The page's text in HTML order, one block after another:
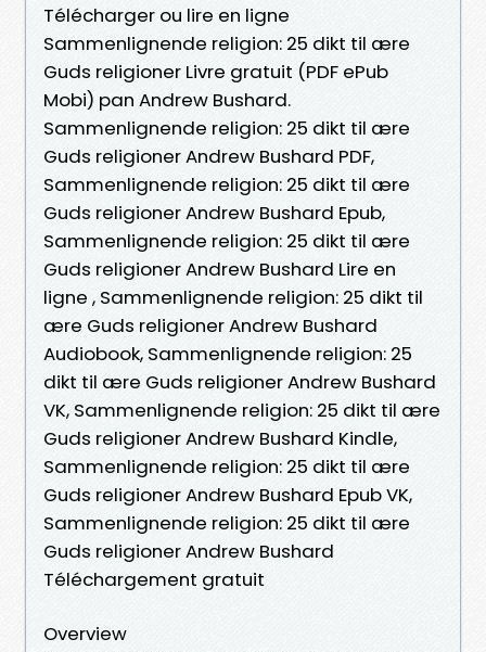
Télécharger ou lire en ligne
Sammenlignende religion: 25 dikt til ære
Guds religioner Livre gratuit (PDF ePub
Mobi) pan Andrew Bushard.
Sammenlignende religion: 25 dikt til ære
Guds religioner Andrew Bushard PDF,
Sammenlignende religion: 25 dikt til ære
Guds religioner Andrew Bushard Epub,
Sammenlignende religion: 25 dikt til ære
Guds religioner Andrew Bushard Lire en
ligne , Sammenlignende religion: 25 dikt til
ære Guds religioner Andrew Bushard
Audiobook, Sammenlignende religion: 25
dikt til ære Guds religioner Andrew Bushard
VK, Sammenlignende religion: 25 dikt til ære
Guds religioner Andrew Bushard Kindle,
Sammenlignende religion: 25 dikt til ære
Guds religioner Andrew Bushard Epub VK,
Sammenlignende religion: 25 dikt til ære
Guds religioner Andrew Bushard
Téléchargement gratuit
Overview